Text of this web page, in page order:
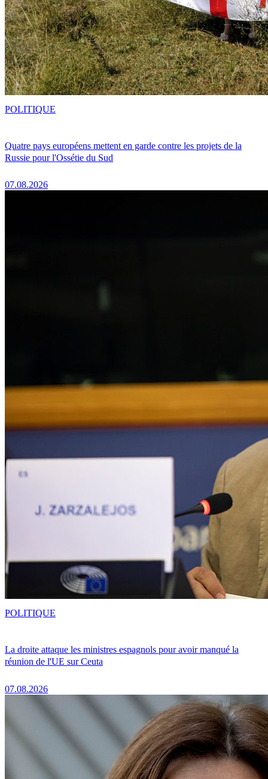
Quatre pays européens mettent en garde contre les projets de la
Russie pour l'Ossétie du Sud
07.08.2026
POLITIQUE
La droite attaque les ministres espagnols pour avoir manqué la
réunion de l'UE sur Ceuta
07.08.2026
POLITIQUE